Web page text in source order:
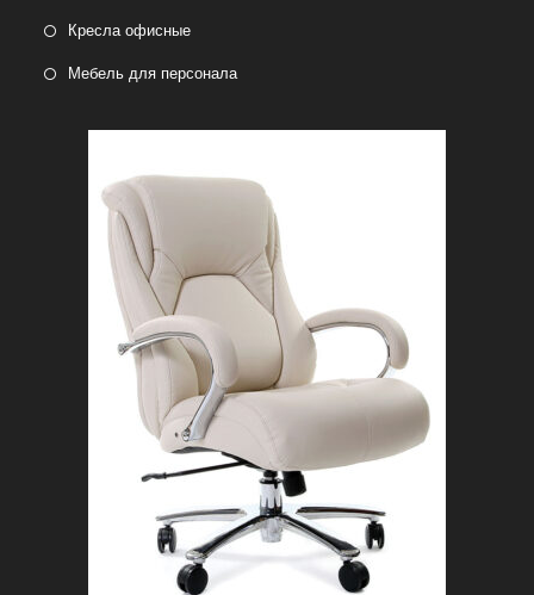
Кресла офисные
Мебель для персонала